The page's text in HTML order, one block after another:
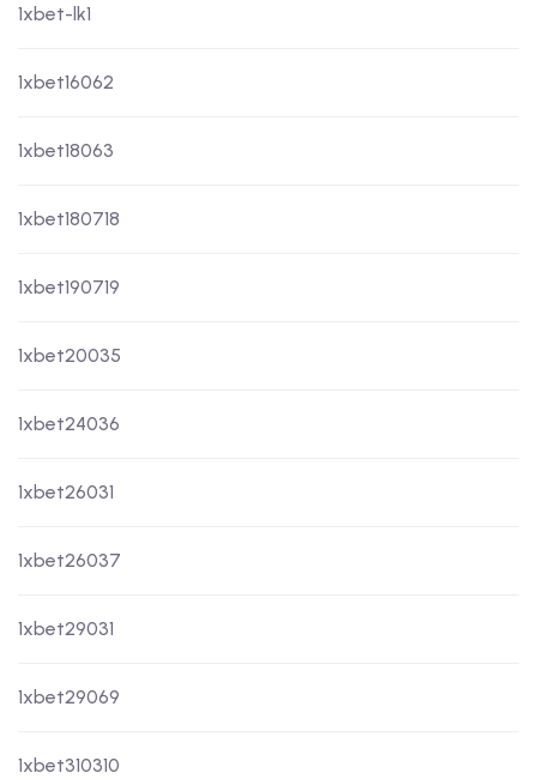
1xbet-lk1
1xbet16062
1xbet18063
1xbet180718
1xbet190719
1xbet20035
1xbet24036
1xbet26031
1xbet26037
1xbet29031
1xbet29069
1xbet310310